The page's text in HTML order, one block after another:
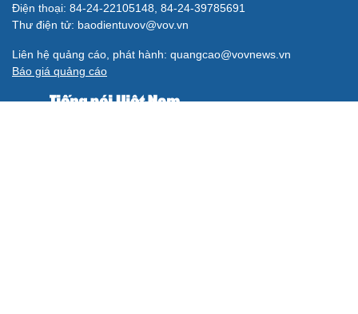
Điện thoại: 84-24-22105148, 84-24-39785691
Thư điện tử: baodientuvov@vov.vn
Liên hệ quảng cáo, phát hành: quangcao@vovnews.vn
Báo giá quảng cáo